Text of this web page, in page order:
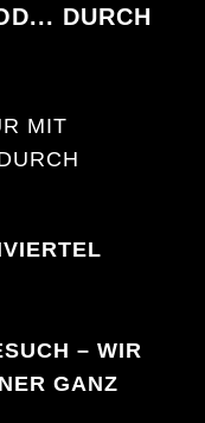
DURCH
MIT
– WIR
GANZ